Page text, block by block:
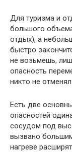
Для туризма и
большого
отдых), а
быстро
не возьмешь,
опасность
никто не отменял.
Есть две
опасностей
сосудом под
вызвано
нагреве